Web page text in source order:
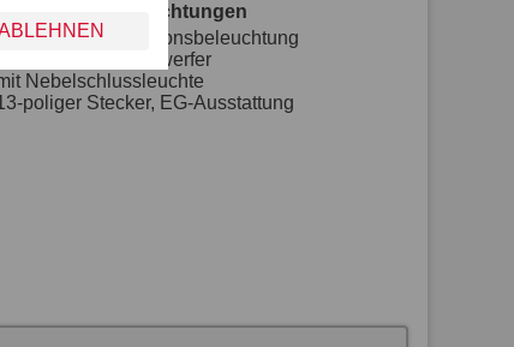
Einrichtungen
Multifunktionsbeleuchtung
mit Rückfahrscheinwerfer
Nebelschlussleuchte
poliger Stecker, EG-Ausstattung